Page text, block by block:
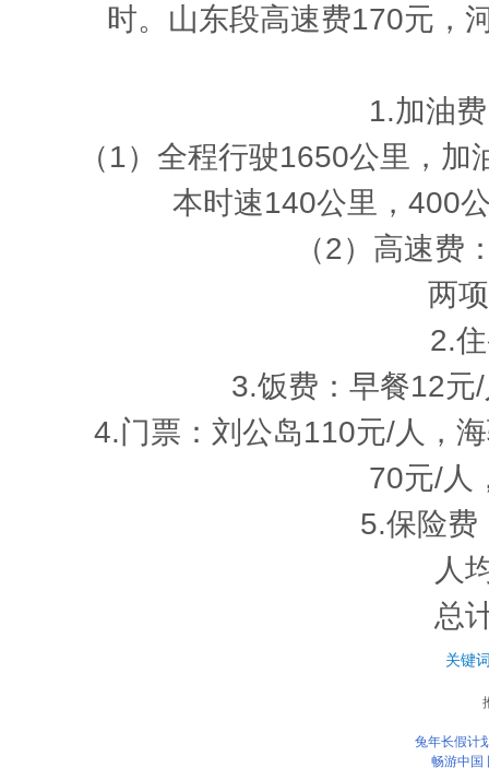
时。山东段高速费170元，
1.加油费
（1）全程行驶1650公里，加
本时速140公里，400
（2）高速费：
两项
2.住
3.饭费：早餐12元/
4.门票：刘公岛110元/人，海
70元/人
5.保险费
人均
总计
关键
兔年长假计
畅游中国